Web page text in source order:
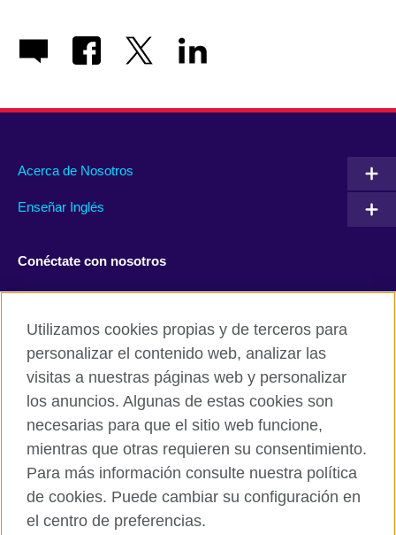
Acerca de Nosotros
Enseñar Inglés
Conéctate con nosotros
British Council Global
Políticas de privacidad y condiciones de uso
Utilizamos cookies propias y de terceros para
personalizar el contenido web, analizar las
visitas a nuestras páginas web y personalizar
los anuncios. Algunas de estas cookies son
necesarias para que el sitio web funcione,
mientras que otras requieren su consentimiento.
Para más información consulte nuestra política
de cookies. Puede cambiar su configuración en
el centro de preferencias.